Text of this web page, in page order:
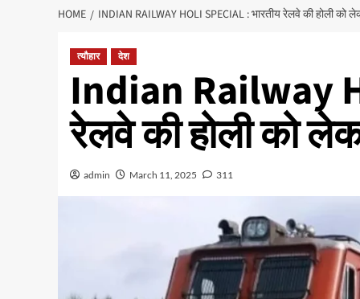
HOME INDIAN RAILWAY HOLI SPECIAL : भारतीय रेलवे की होली को
त्यौहार देश
Indian Railway
रेलवे की होली को
admin March 11, 2025 311